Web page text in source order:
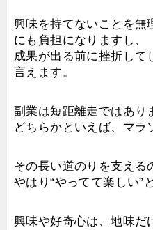
興味を持てないことを無
にも負担になりますし、
成果が出る前に挫折して
言えます。
副業は短距離走ではあり
どちらかといえば、マラ
その長い道のりを支える
やはり“やってて楽しい”
興味や好奇心は、地味だ